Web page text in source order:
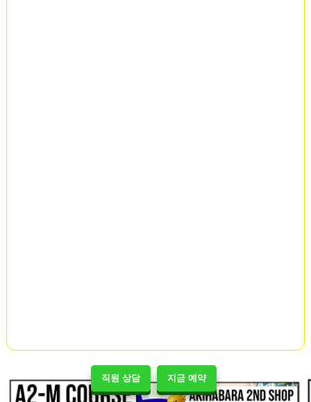
직원 상담 지금 예약